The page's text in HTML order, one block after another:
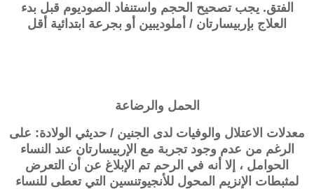
الفتق. يجب تصحيح الحجم واستنفاد الصوديوم قبل بدء
العلاج بإربيسارتان / أملوديبين أو بجرعة ابتدائية أقل
الحمل والرضاعة
معدلات الاعتلال والوفيات لدى الجنين / حديثي الولادة: على
الرغم من عدم وجود تجربة مع الإربيسارتان عند النساء
الحوامل ، إلا أنه في الرحم تم الإبلاغ عن أن التعرض
لمثبطات الإنزيم المحول للأنجيوتنسين التي تعطى للنساء